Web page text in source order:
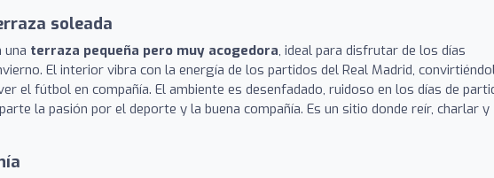
soleada
una terraza pequeña pero muy acogedora, ideal para disfrutar de los días
El interior vibra con la energía de los partidos del Real Madrid,
el fútbol en compañía. El ambiente es desenfadado, ruidoso en los días de
la pasión por el deporte y la buena compañía. Es un sitio donde reír, charlar y